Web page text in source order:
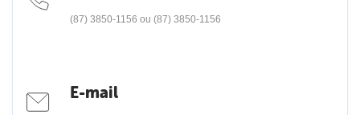
(87) 3850-1156 ou (87) 3850-1156
E-mail